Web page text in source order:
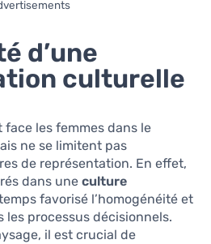
d’une
culturelle
les femmes dans le
ne se limitent pas
de représentation. En effet,
dans une culture
favorisé l’homogénéité et
les processus décisionnels.
il est crucial de